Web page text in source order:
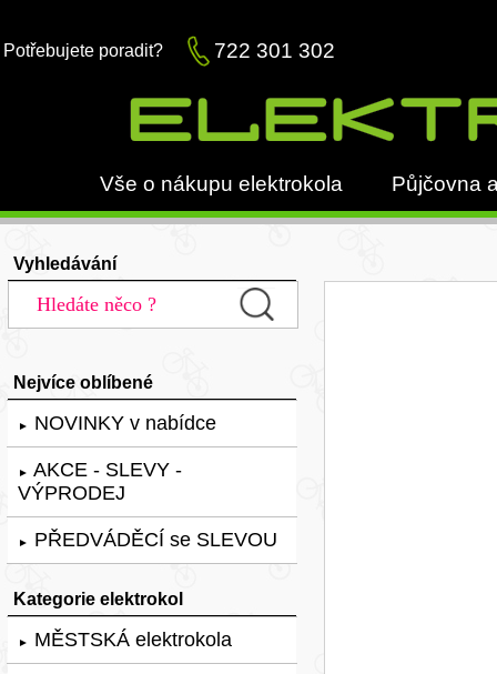
Potřebujete poradit? 722 301 302
Vše o nákupu elektrokola Půjčovna
Vyhledávání
Nejvíce oblíbené
► NOVINKY v nabídce
► AKCE - SLEVY -
VÝPRODEJ
► PŘEDVÁDĚCÍ se SLEVOU
Kategorie elektrokol
► MĚSTSKÁ elektrokola